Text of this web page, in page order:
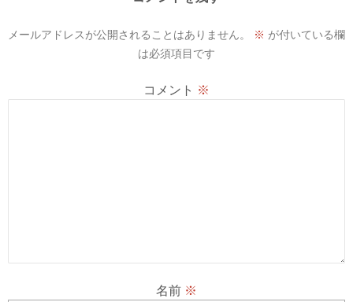
ョ
メールアドレスが公開されることはありません。 ※ が付いている欄
は必須項目です
コメント ※
名前 ※